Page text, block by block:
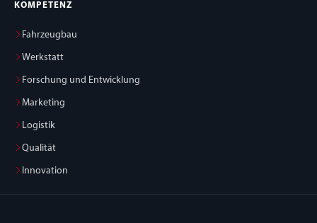
KOMPETENZ
Fahrzeugbau
Werkstatt
Forschung und Entwicklung
Marketing
Logistik
Qualität
Innovation